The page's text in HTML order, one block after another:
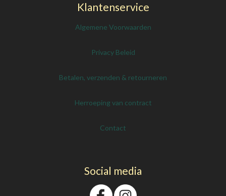
Klantenservice
Algemene Voorwaarden
Privacy Beleid
Betalen, verzenden & retourneren
Herroeping van contract
Contact
Social media